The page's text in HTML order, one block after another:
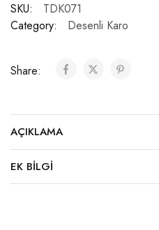
SKU:
TDK071
Category:
Desenli Karo
Share:
AÇIKLAMA
EK BILGI